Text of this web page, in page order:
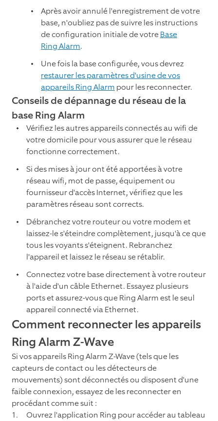
Après avoir annulé l'enregistrement de votre
base, n'oubliez pas de suivre les instructions
de configuration initiale de votreBase
Ring Alarm.
Une fois la base configurée, vous devrez
restaurer les paramètres d'usine de vos
appareils Ring Alarm pour les reconnecter.
Conseils de dépannage du réseau de la
base Ring Alarm
Vérifiez les autres appareils connectés au wifi de
votre domicile pour vous assurer que le réseau
fonctionne correctement.
Si des mises à jour ont été apportées à votre
réseau wifi, mot de passe, équipement ou
fournisseur d'accès Internet, vérifiez que les
paramètres réseau sont corrects.
Débranchez votre routeur ou votre modem et
laissez-le s'éteindre complètement, jusqu'à ce que
tous les voyants s'éteignent. Rebranchez
l'appareil et laissez le réseau se rétablir.
Connectez votre base directement à votre routeur
à l'aide d'un câble Ethernet. Essayez plusieurs
ports et assurez-vous que Ring Alarm est le seul
appareil connecté via Ethernet.
Comment reconnecter les appareils
Ring Alarm Z-Wave
Si vos appareils Ring Alarm Z-Wave (tels que les
capteurs de contact ou les détecteurs de
mouvements) sont déconnectés ou disposent d'une
faible connexion, essayez de les reconnecter en
procédant comme suit :
Ouvrez l'application Ring pour accéder au tableau